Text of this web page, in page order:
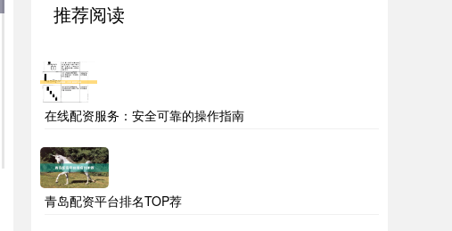
推荐阅读
在线配资服务：安全可靠的操作指南
青岛配资平台排名TOP荐